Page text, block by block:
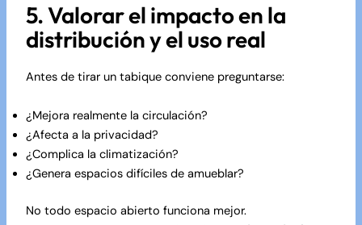
5. Valorar el impacto en la
distribución y el uso real
Antes de tirar un tabique conviene preguntarse:
¿Mejora realmente la circulación?
¿Afecta a la privacidad?
¿Complica la climatización?
¿Genera espacios difíciles de amueblar?
No todo espacio abierto funciona mejor.